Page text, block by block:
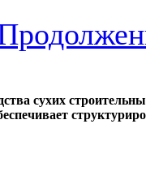
сухих